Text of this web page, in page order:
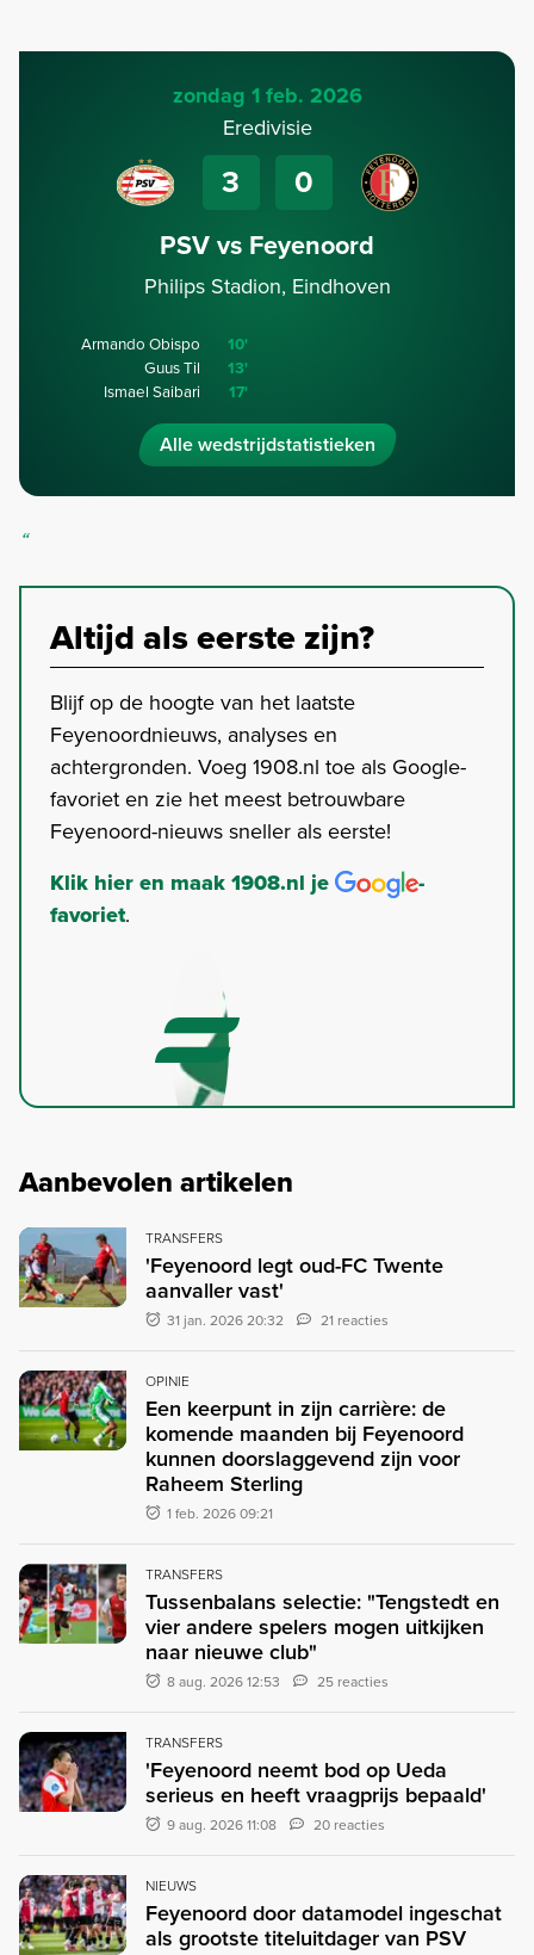
zondag 1 feb. 2026
Eredivisie
3 0
PSV vs Feyenoord
Philips Stadion, Eindhoven
Armando Obispo
10'
Guus Til
13'
Ismael Saibari
17'
Alle wedstrijdstatistieken
Altijd als eerste zijn?
Blijf op de hoogte van het laatste
Feyenoordnieuws, analyses en
achtergronden. Voeg 1908.nl toe als Google-
favoriet en zie het meest betrouwbare
Feyenoord-nieuws sneller als eerste!
Klik hier en maak 1908.nl je
-
favoriet.
Aanbevolen artikelen
TRANSFERS
'Feyenoord legt oud-FC Twente
aanvaller vast'
31 jan. 2026 20:32 21 reacties
OPINIE
Een keerpunt in zijn carrière: de
komende maanden bij Feyenoord
kunnen doorslaggevend zijn voor
Raheem Sterling
1 feb. 2026 09:21
TRANSFERS
Tussenbalans selectie: "Tengstedt en
vier andere spelers mogen uitkijken
naar nieuwe club"
8 aug. 2026 12:53 25 reacties
TRANSFERS
'Feyenoord neemt bod op Ueda
serieus en heeft vraagprijs bepaald'
9 aug. 2026 11:08 20 reacties
NIEUWS
Feyenoord door datamodel ingeschat
als grootste titeluitdager van PSV